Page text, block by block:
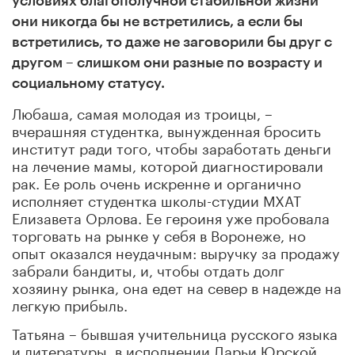
они никогда бы не встретились, а если бы
встретились, то даже не заговорили бы друг с
другом – слишком они разные по возрасту и
социальному статусу.
Любаша, самая молодая из троицы, –
вчерашняя студентка, вынужденная бросить
институт ради того, чтобы заработать деньги
на лечение мамы, которой диагностировали
рак. Ее роль очень искренне и органично
исполняет студентка школы-студии МХАТ
Елизавета Орлова. Ее героиня уже пробовала
торговать на рынке у себя в Воронеже, но
опыт оказался неудачным: выручку за продажу
забрали бандиты, и, чтобы отдать долг
хозяину рынка, она едет на север в надежде на
легкую прибыль.
Татьяна – бывшая учительница русского языка
и литературы, в исполнении Дарьи Юрской